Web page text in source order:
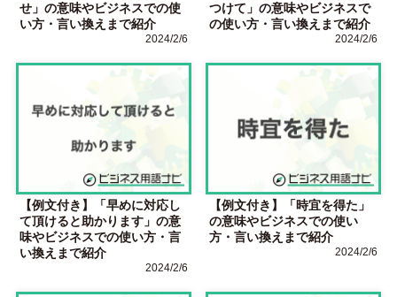
せ」の意味やビジネスでの使
い方・言い換えまで紹介
2024/2/6
つけて」の意味やビジネスで
の使い方・言い換えまで紹介
2024/2/6
【例文付き】「早めに対応し
て頂けると助かります」の意
味やビジネスでの使い方・言
い換えまで紹介
2024/2/6
【例文付き】「時宜を得た」
の意味やビジネスでの使い
方・言い換えまで紹介
2024/2/6